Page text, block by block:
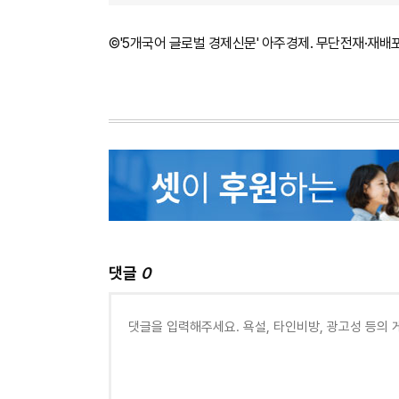
©'5개국어 글로벌 경제신문' 아주경제. 무단전재·재배
댓글 0